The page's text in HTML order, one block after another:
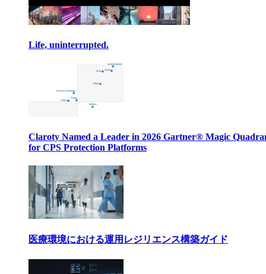
Life, uninterrupted.
Claroty Named a Leader in 2026 Gartner® Magic
for CPS Protection Platforms
医療環境における運用レジリエンス構築ガイド